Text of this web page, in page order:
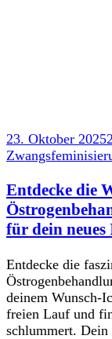
23. Oktober 2025
Entdecke die
für dein neues
Entdecke die
deinem Wunsch-
freien Lauf und
schlummert. Dein